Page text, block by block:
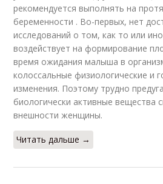
рекомендуется выполнять на
беременности . Во-первых, нет
исследований о том, как то или
воздействует на формирование
время ожидания малыша в
колоссальные физиологические и
изменения. Поэтому трудно
биологически активные вещества
внешности женщины.
Читать дальше →